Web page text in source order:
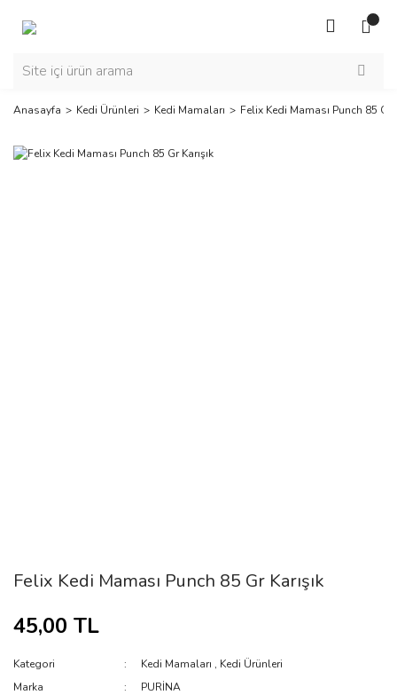
Anasayfa Kedi Ürünleri Kedi Mamaları Felix Kedi Maması Punch 85 Gr
Felix Kedi Maması Punch 85 Gr Karışık
45,00 TL
Kategori Kedi Mamaları , Kedi Ürünleri
Marka
PURİNA